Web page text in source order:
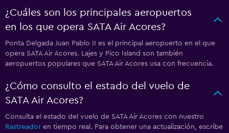
¿Cuáles son los principales aeropuertos
en los que opera SATA Air Acores?
Ponta Delgada Juan Pablo II es el principal aeropuerto en el que
opera SATA Air Acores. Lajes y Pico Island son también
aeropuertos populares que SATA Air Acores usa con frecuencia.
¿Cómo consulto el estado del vuelo de
SATA Air Acores?
Consulta el estado del vuelo de SATA Air Acores con nuestro
Rastreador en tiempo real. Para obtener una actualización, escribe